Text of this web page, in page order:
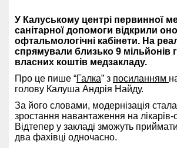
У Калуському центрі первинної
санітарної допомоги відкрили
офтальмологічні кабінети. На
спрямували близько 9 мільйонів
власних коштів медзакладу.
Про це пише “Галка” з посиланням
голову Калуша Андрія Найду.
За його словами, модернізація
зростання навантаження на
Відтепер у закладі зможуть
два фахівці одночасно.